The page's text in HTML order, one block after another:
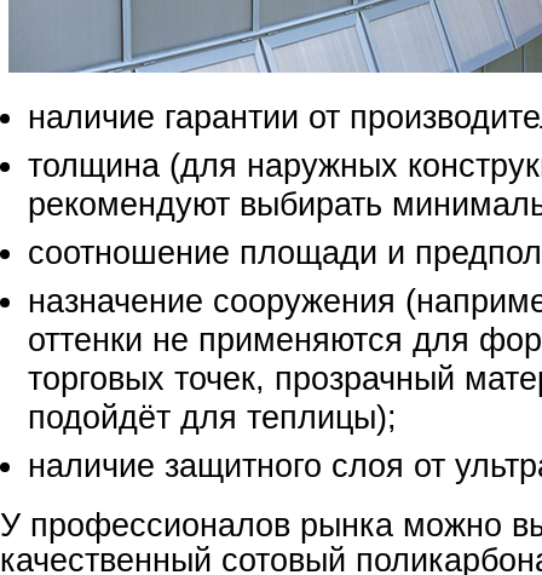
наличие гарантии от
толщина (для наружных
рекомендуют выбирать
соотношение площади и
назначение сооружения
оттенки не применяются для
торговых точек, прозрачный
подойдёт для теплицы);
наличие защитного слоя от
У профессионалов рынка можно
качественный сотовый